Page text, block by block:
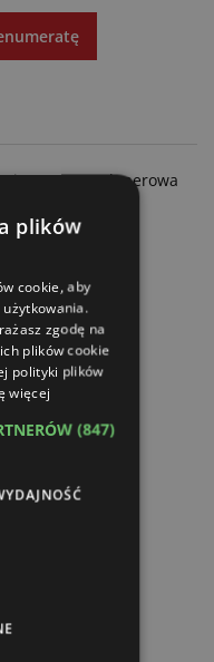
wystawa plenerowa
plików
cookie, aby
zgodę na
plików cookie
polityki plików
więcej
(847)